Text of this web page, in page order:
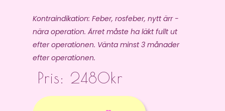
Kontraindikation: Feber, rosfeber, nytt ärr -
nära operation. Ärret måste ha läkt fullt ut
efter operationen. Vänta minst 3 månader
efter operationen.
Pris: 2480kr